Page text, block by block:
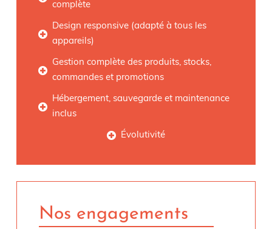
complète
Design responsive (adapté à tous les
appareils)
Gestion complète des produits, stocks,
commandes et promotions
Hébergement, sauvegarde et maintenance
inclus
Évolutivité
Nos engagements